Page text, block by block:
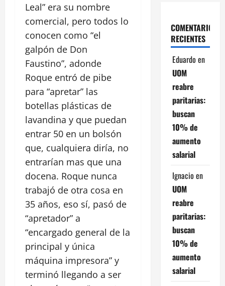
Leal” era su nombre
comercial, pero todos lo
conocen como “el
galpón de Don
Faustino”, adonde
Roque entró de pibe
para “apretar” las
botellas plásticas de
lavandina y que puedan
entrar 50 en un bolsón
que, cualquiera diría, no
entrarían mas que una
docena. Roque nunca
trabajó de otra cosa en
35 años, eso sí, pasó de
“apretador” a
“encargado general de la
principal y única
máquina impresora” y
terminó llegando a ser
COMENTARIOS
RECIENTES
Eduardo en
UOM
reabre
paritarias:
buscan
10% de
aumento
salarial
Ignacio en
UOM
reabre
paritarias:
buscan
10% de
aumento
salarial